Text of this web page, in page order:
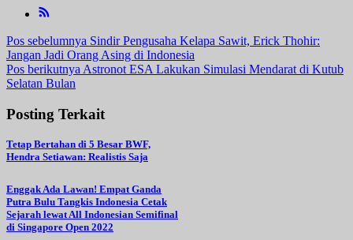
Navigasi
pos
Pos sebelumnya Sindir Pengusaha Kelapa Sawit, Erick Thohir:
Jangan Jadi Orang Asing di Indonesia
Pos berikutnya Astronot ESA Lakukan Simulasi Mendarat di Kutub
Selatan Bulan
Posting Terkait
Tetap Bertahan di 5 Besar BWF,
Hendra Setiawan: Realistis Saja
Enggak Ada Lawan! Empat Ganda
Putra Bulu Tangkis Indonesia Cetak
Sejarah lewat All Indonesian Semifinal
di Singapore Open 2022